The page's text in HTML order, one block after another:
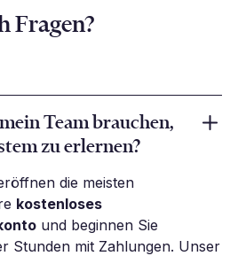
Fragen?
Team brauchen,
zu erlernen?
die meisten
kostenloses
und beginnen Sie
Stunden mit Zahlungen. Unser